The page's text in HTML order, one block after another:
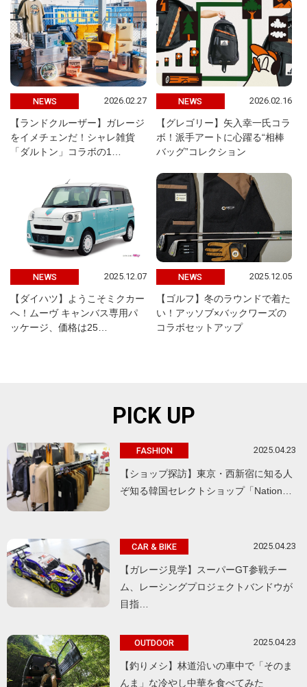
NEWS 2026.02.27
【ランドクルーザー】ガレージ
をイメチェンだ！シャレ雑貨
「ダルトン」コラボの1…
NEWS 2026.02.16
【グレゴリー】矢入幸一氏コラ
ボ！派手アートに心躍る“相棒
バッグ”コレクション
NEWS 2025.12.07
【ダイハツ】ようこそミクカー
へ！ムーヴ キャンバス専用パ
ッケージ、価格は25…
NEWS 2025.12.05
【ゴルフ】冬のラウンドで着た
い！アッソブ×バックワーズの
コラボセットアップ
PICK UP
FASHION 2025.04.23
【ショップ探訪】東京・西新宿に知る人
ぞ知る韓国セレクトショップ「Nation…
CAR & BIKE 2025.04.23
【ガレージ見学】スーパーGT参戦チー
ム、レーシングプロジェクトバンドウが
目指…
OUTDOOR 2025.04.23
【釣りメシ】林道沿いの車中で「そのま
んま」な冷やし中華を食べてみた